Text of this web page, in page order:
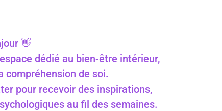
👋
dédié au bien-être intérieur,
compréhension de soi.
pour recevoir des inspirations,
au fil des semaines.